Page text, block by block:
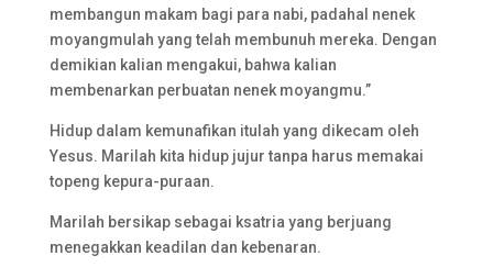
membangun makam bagi para nabi, padahal nenek
moyangmulah yang telah membunuh mereka. Dengan
demikian kalian mengakui, bahwa kalian
membenarkan perbuatan nenek moyangmu.”
Hidup dalam kemunafikan itulah yang dikecam oleh
Yesus. Marilah kita hidup jujur tanpa harus memakai
topeng kepura-puraan.
Marilah bersikap sebagai ksatria yang berjuang
menegakkan keadilan dan kebenaran.